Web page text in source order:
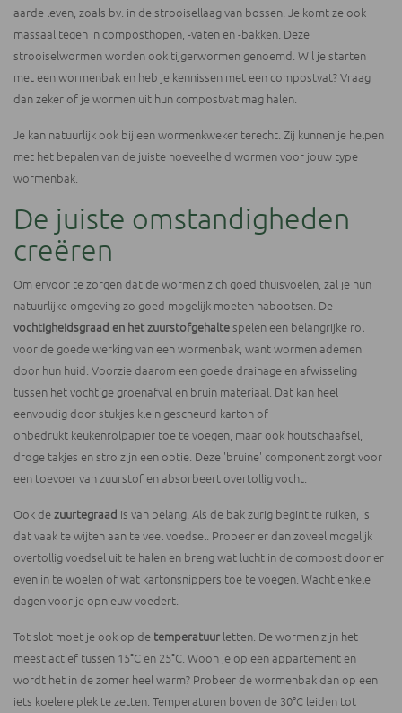
aarde leven, zoals bv. in de strooisellaag van bossen. Je komt ze ook
massaal tegen in composthopen, -vaten en -bakken. Deze
strooiselwormen worden ook tijgerwormen genoemd. Wil je starten
met een wormenbak en heb je kennissen met een compostvat? Vraag
dan zeker of je wormen uit hun compostvat mag halen.
Je kan natuurlijk ook bij een wormenkweker terecht. Zij kunnen je helpen
met het bepalen van de juiste hoeveelheid wormen voor jouw type
wormenbak.
De juiste omstandigheden
creëren
Om ervoor te zorgen dat de wormen zich goed thuisvoelen, zal je hun
natuurlijke omgeving zo goed mogelijk moeten nabootsen. De
vochtigheidsgraad en het zuurstofgehaltespelen een belangrijke rol
voor de goede werking van een wormenbak, want wormen ademen
door hun huid. Voorzie daarom een goede drainage en afwisseling
tussen het vochtige groenafval en bruin materiaal. Dat kan heel
eenvoudig door stukjes klein gescheurd karton of
onbedrukt keukenrolpapier toe te voegen, maar ook houtschaafsel,
droge takjes en stro zijn een optie. Deze 'bruine' component zorgt voor
een toevoer van zuurstof en absorbeert overtollig vocht.
Ook dezuurtegraad is van belang. Als de bak zurig begint te ruiken, is
dat vaak te wijten aan te veel voedsel. Probeer er dan zoveel mogelijk
overtollig voedsel uit te halen en breng wat lucht in de compost door er
even in te woelen of wat kartonsnippers toe te voegen. Wacht enkele
dagen voor je opnieuw voedert.
Tot slot moet je ook op de temperatuur letten. De wormen zijn het
meest actief tussen 15°C en 25°C. Woon je op een appartement en
wordt het in de zomer heel warm? Probeer de wormenbak dan op een
iets koelere plek te zetten. Temperaturen boven de 30°C leiden tot